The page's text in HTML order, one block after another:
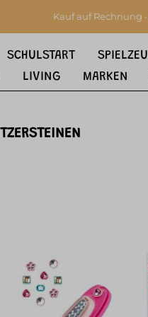
Kauf auf Rechnung
SCHULSTART
LIVING MARKEN